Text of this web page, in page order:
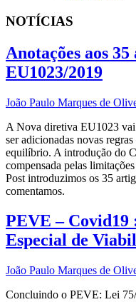
NOTÍCIAS
Anotações aos
EU1023/2019
João Paulo Marques de
A Nova diretiva EU1023
ser adicionadas novas
equilíbrio. A introdução do
compensada pelas
Post introduzimos os 35
comentamos.
PEVE – Covid19
Especial de
João Paulo Marques de
Concluindo o PEVE: Lei